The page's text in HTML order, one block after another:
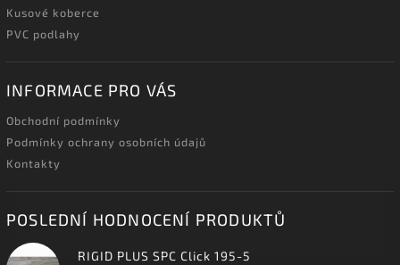
Kusové koberce
PVC podlahy
INFORMACE PRO VÁS
Obchodní podmínky
Podmínky ochrany osobních údajů
Kontakty
POSLEDNÍ HODNOCENÍ PRODUKTŮ
RIGID PLUS SPC Click 195-5